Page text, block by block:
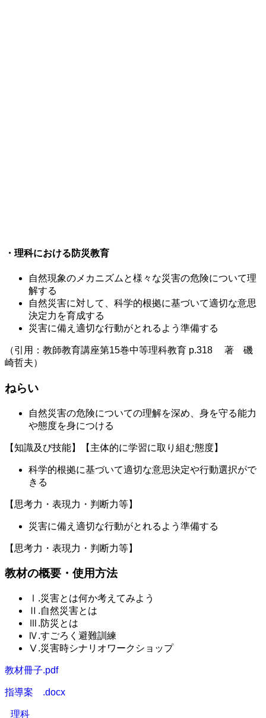
・理科における防災教育
自然現象のメカニズムと様々な災害の危険について理
解する
自然災害に対して、科学的根拠に基づいて適切な意思
決定力を育成する
災害に備え適切な行動がとれるよう準備する
（引用：教師教育講座第15巻中等理科教育 p.318 著 磯
崎哲夫）
ねらい
自然災害の危険についての理解を深め、身を守る能力
や態度を身につける
【知識及び技能】【主体的に学習に取り組む態度】
科学的根拠に基づいて適切な意思決定や行動選択がで
きる
【思考力・表現力・判断力等】
災害に備え適切な行動がとれるよう準備する
【思考力・表現力・判断力等】
教材の概要・使用方法
Ⅰ.災害とは何か考えてみよう
Ⅱ.自然災害とは
Ⅲ.防災とは
Ⅳ.すごろく避難訓練
Ⅴ.災害時シナリオワークショップ
教材冊子.pdf
指導案 .docx
理科